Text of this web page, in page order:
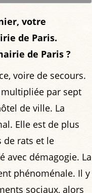
votre
de Paris.
de Paris ?
voire de secours.
par sept
de ville. La
Elle est de plus
de rats et le
avec démagogie. La
phénoménale. Il y
sociaux, alors